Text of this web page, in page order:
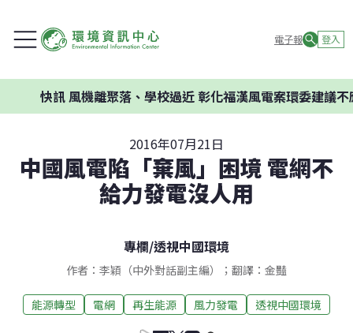
電子報 登入
機離聚落、學校過近 彰化福漢風電案環委建議不應開發
2016年07月21日
中國風電陷「棄風」困境 電網不
給力發電沒人用
專欄/透視中國環境
作者：李穎（中外對話副主編）；翻譯：金豔
能源轉型 電網 再生能源 風力發電 透視中國環境